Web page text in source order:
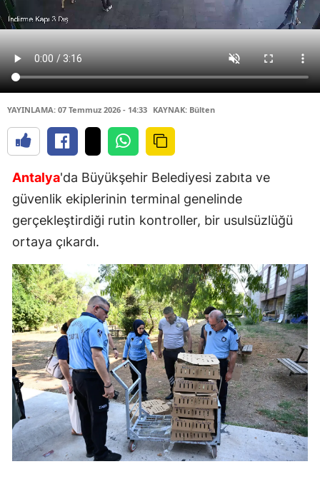
YAYINLAMA: 07 Temmuz 2026 - 14:33 KAYNAK: Bülten
Antalya'da Büyükşehir Belediyesi zabıta ve
güvenlik ekiplerinin terminal genelinde
gerçekleştirdiği rutin kontroller, bir usulsüzlüğü
ortaya çıkardı.